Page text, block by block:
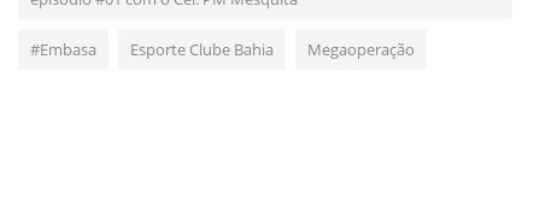
#Embasa Esporte Clube Bahia Megaoperação